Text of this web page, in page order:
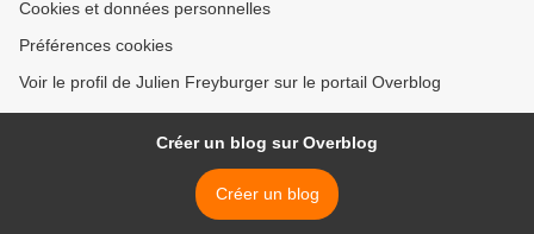
Cookies et données personnelles
Préférences cookies
Voir le profil de Julien Freyburger sur le portail Overblog
Créer un blog sur Overblog
Créer un blog